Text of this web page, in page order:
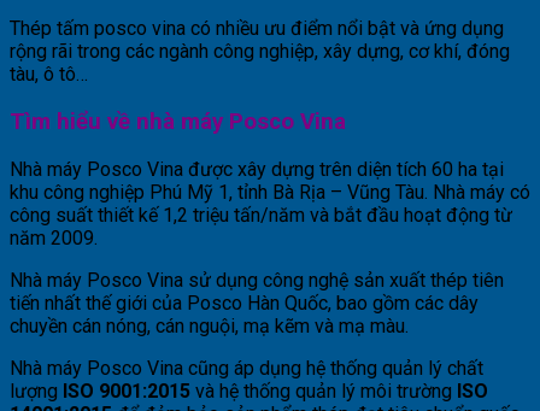
Thép tấm posco vina có nhiều ưu điểm nổi bật và ứng dụng
rộng rãi trong các ngành công nghiệp, xây dựng, cơ khí, đóng
tàu, ô tô…
Tìm hiểu về nhà máy Posco Vina
Nhà máy Posco Vina được xây dựng trên diện tích 60 ha tại
khu công nghiệp Phú Mỹ 1, tỉnh Bà Rịa – Vũng Tàu. Nhà máy có
công suất thiết kế 1,2 triệu tấn/năm và bắt đầu hoạt động từ
năm 2009.
Nhà máy Posco Vina sử dụng công nghệ sản xuất thép tiên
tiến nhất thế giới của Posco Hàn Quốc, bao gồm các dây
chuyền cán nóng, cán nguội, mạ kẽm và mạ màu.
Nhà máy Posco Vina cũng áp dụng hệ thống quản lý chất
lượng ISO 9001:2015 và hệ thống quản lý môi trường ISO